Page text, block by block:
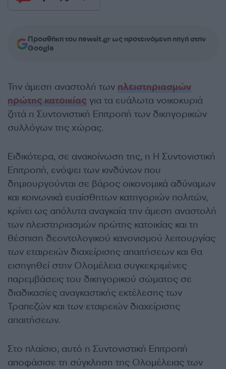
Προσθήκη του newsit.gr ως προτεινόμενη πηγή στην
Google
Την άμεση αναστολή των πλειστηριασμών
πρώτης κατοικίας για τα ευάλωτα νοικοκυριά
ζητά η Συντονιστική Επιτροπή των δικηγορικών
συλλόγων της χώρας.
Ειδικότερα, σε ανακοίνωση της, η Η Συντονιστική
Επιτροπή, ενόψει των κινδύνων που
δημιουργούνται σε βάρος οικονομικά αδύναμων
και κοινωνικά ευαίσθητων κατηγοριών πολιτών,
κρίνει ως απόλυτα αναγκαία την άμεση αναστολή
των πλειστηριασμών πρώτης κατοικίας και τη
θέσπιση δεοντολογικού κανονισμού λειτουργίας
των εταιρειών διαχείρισης απαιτήσεων και θα
εισηγηθεί στην Ολομέλεια συγκεκριμένες
παρεμβάσεις του δικηγορικού σώματος σε
διαδικασίες αναγκαστικής εκτέλεσης των
Τραπεζών και των εταιρειών διαχείρισης
απαιτήσεων.
Στο πλαίσιο, αυτό η Συντονιστική Επιτροπή
αποφάσισε τη σύγκληση της Ολομέλειας των